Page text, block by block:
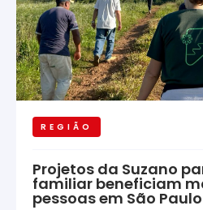
REGIÃO
Projetos da Suzano
familiar beneficiam
pessoas em São Paulo